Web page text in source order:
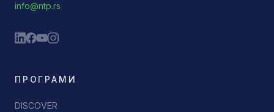
info@ntp.rs
ПРОГРАМИ
DISCOVER